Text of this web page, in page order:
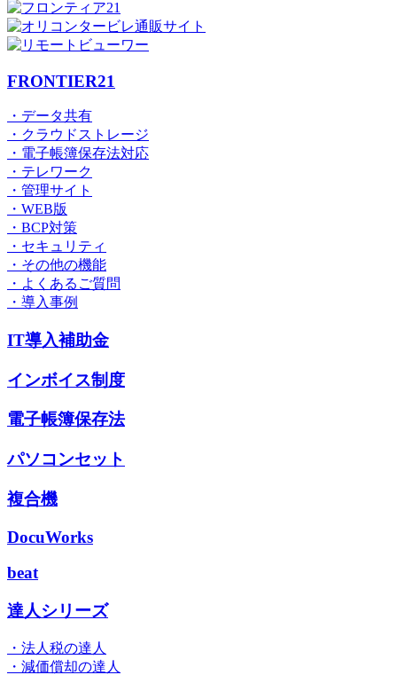
FRONTIER21
・データ共有
・クラウドストレージ
・電子帳簿保存法対応
・テレワーク
・管理サイト
・WEB版
・BCP対策
・セキュリティ
・その他の機能
・よくあるご質問
・導入事例
IT導入補助金
インボイス制度
電子帳簿保存法
パソコンセット
複合機
DocuWorks
beat
達人シリーズ
・法人税の達人
・減価償却の達人